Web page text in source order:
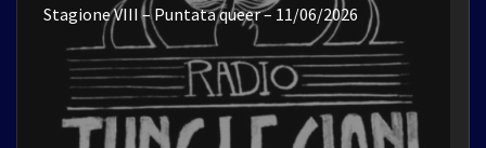
Stagione VIII – Puntata queer – 11/06/2026